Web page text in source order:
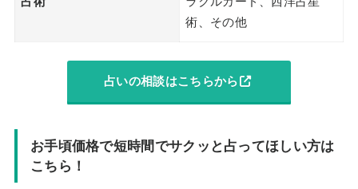
術、その他
占いの相談はこちらから
お手頃価格で短時間でサクッと占ってほしい方は
こちら！